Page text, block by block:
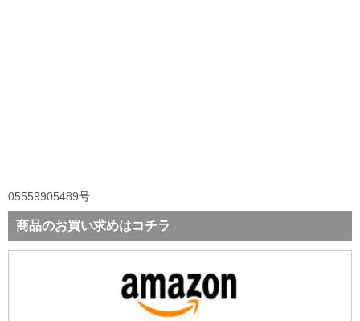
05559905489号
商品のお買い求めはコチラ